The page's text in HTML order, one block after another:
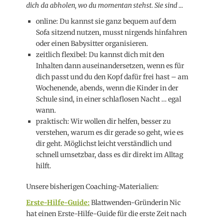
dich da abholen, wo du momentan stehst. Sie sind …
online: Du kannst sie ganz bequem auf dem
Sofa sitzend nutzen, musst nirgends hinfahren
oder einen Babysitter organisieren.
zeitlich flexibel: Du kannst dich mit den
Inhalten dann auseinandersetzen, wenn es für
dich passt und du den Kopf dafür frei hast – am
Wochenende, abends, wenn die Kinder in der
Schule sind, in einer schlaflosen Nacht … egal
wann.
praktisch: Wir wollen dir helfen, besser zu
verstehen, warum es dir gerade so geht, wie es
dir geht. Möglichst leicht verständlich und
schnell umsetzbar, dass es dir direkt im Alltag
hilft.
Unsere bisherigen Coaching-Materialien:
Erste-Hilfe-Guide:Blattwenden-Gründerin Nic
hat einen Erste-Hilfe-Guide für die erste Zeit nach